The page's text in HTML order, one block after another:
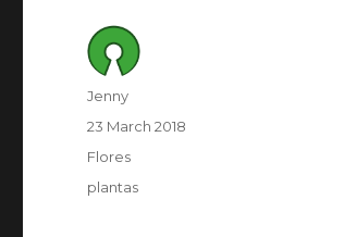
Author
Jenny
Posted
on
23 March 2018
Category
Flores
Tags
plantas